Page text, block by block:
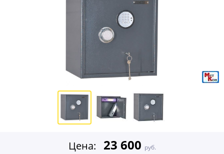
Цена: 23 600 руб.